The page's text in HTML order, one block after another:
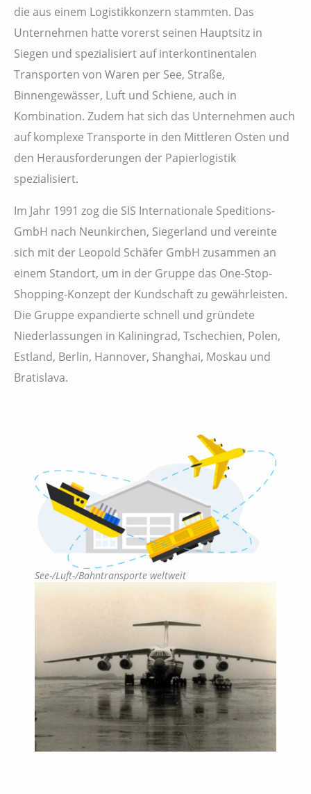
die aus einem Logistikkonzern stammten. Das
Unternehmen hatte vorerst seinen Hauptsitz in
Siegen und spezialisiert auf interkontinentalen
Transporten von Waren per See, Straße,
Binnengewässer, Luft und Schiene, auch in
Kombination. Zudem hat sich das Unternehmen auch
auf komplexe Transporte in den Mittleren Osten und
den Herausforderungen der Papierlogistik
spezialisiert.
Im Jahr 1991 zog die SIS Internationale Speditions-
GmbH nach Neunkirchen, Siegerland und vereinte
sich mit der Leopold Schäfer GmbH zusammen an
einem Standort, um in der Gruppe das One-Stop-
Shopping-Konzept der Kundschaft zu gewährleisten.
Die Gruppe expandierte schnell und gründete
Niederlassungen in Kaliningrad, Tschechien, Polen,
Estland, Berlin, Hannover, Shanghai, Moskau und
Bratislava.
See-/Luft-/Bahntransporte weltweit